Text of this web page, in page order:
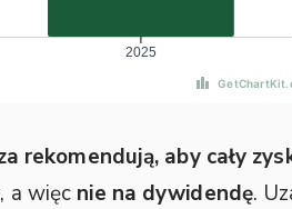
rekomendują, aby cały
, a więc nie na dywidendę.